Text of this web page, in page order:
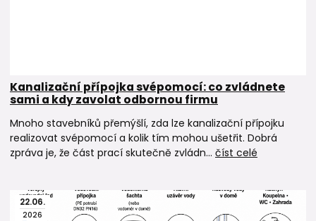
Kanalizační přípojka svépomocí: co zvládnete
sami a kdy zavolat odbornou firmu
Mnoho stavebníků přemýšlí, zda lze kanalizační přípojku
realizovat svépomocí a kolik tím mohou ušetřit. Dobrá
zpráva je, že část prací skutečně zvládn... číst celé
22.06.
2026